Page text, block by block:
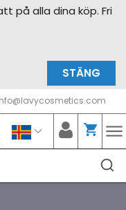
på alla dina köp. Fri
STÄNG